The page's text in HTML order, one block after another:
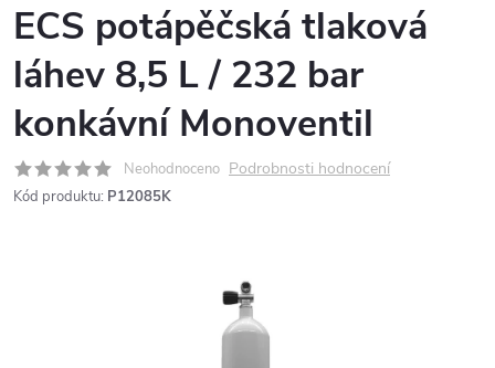
ECS potápěčská tlaková
láhev 8,5 L / 232 bar
konkávní Monoventil
Neohodnoceno Podrobnosti hodnocení
Kód produktu: P12085K